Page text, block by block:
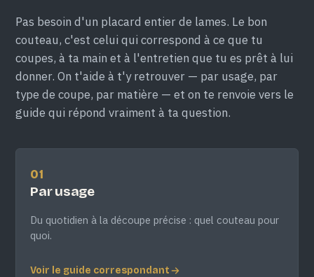
Pas besoin d'un placard entier de lames. Le bon
couteau, c'est celui qui correspond à ce que tu
coupes, à ta main et à l'entretien que tu es prêt à lui
donner. On t'aide à t'y retrouver — par usage, par
type de coupe, par matière — et on te renvoie vers le
guide qui répond vraiment à ta question.
01
Par usage
Du quotidien à la découpe précise : quel couteau pour
quoi.
Voir le guide correspondant